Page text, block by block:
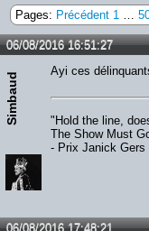
Pages: Précédent 1 …
06/08/2016 16:51:27
Simbaud
Ayi ces
"Hold the line,
The Show Must
- Prix Janick Gers
06/08/2016 17:48:21